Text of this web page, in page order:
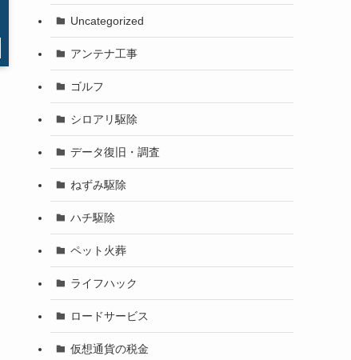
Uncategorized
アンテナ工事
ゴルフ
シロアリ駆除
データ復旧・調査
ねずみ駆除
ハチ駆除
ペット火葬
ライフハック
ロードサービス
仮想通貨の税金